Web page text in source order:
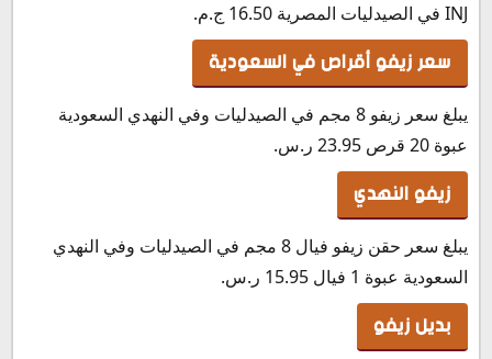
INJ في الصيدليات المصرية 16.50 ج.م.
سعر زيفو أقراص في السعودية
يبلغ سعر زيفو 8 مجم في الصيدليات وفي النهدي السعودية
عبوة 20 قرص 23.95 ر.س.‏
زيفو النهدي
يبلغ سعر حقن زيفو فيال 8 مجم في الصيدليات وفي النهدي
السعودية عبوة 1 فيال 15.95 ر.س.‏
بديل زيفو